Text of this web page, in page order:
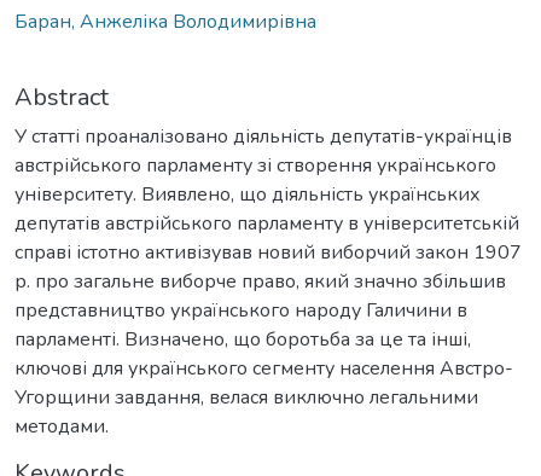
Баран, Анжеліка Володимирівна
Abstract
У статті проаналізовано діяльність депутатів-українців
австрійського парламенту зі cтворення українського
університету. Виявлено, що діяльність українських
депутатів австрійського парламенту в університетській
справі істотно активізував новий виборчий закон 1907
р. про загальне виборче право, який значно збільшив
представництво українського народу Галичини в
парламенті. Визначено, що боротьба за це та інші,
ключові для українського сегменту населення Австро-
Угорщини завдання, велася виключно легальними
методами.